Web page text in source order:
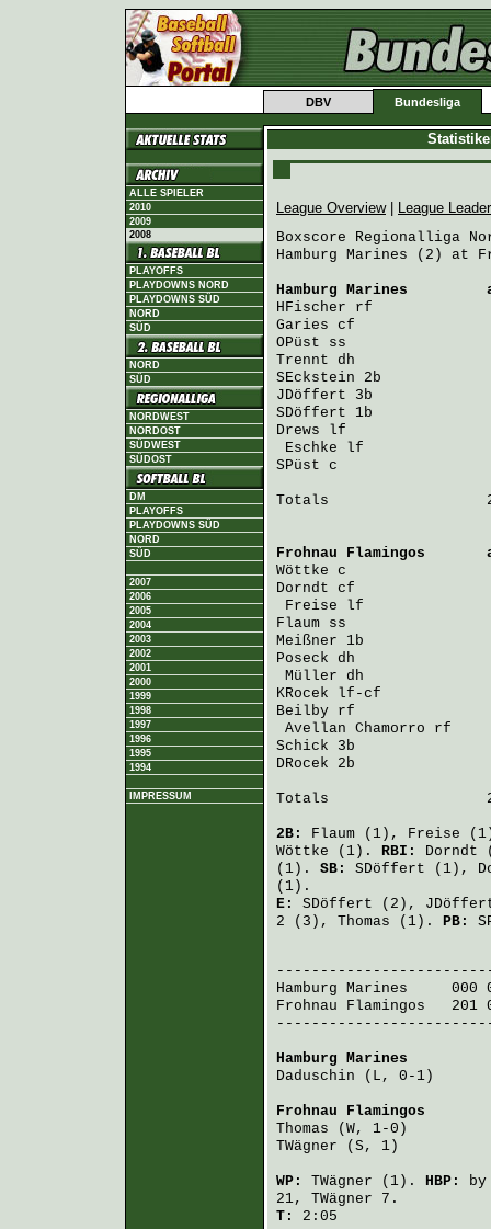
DBV Bundesliga
ALLE SPIELER
2010
2009
2008
PLAYOFFS
PLAYDOWNS NORD
PLAYDOWNS SÜD
NORD
SÜD
NORD
SÜD
NORDWEST
NORDOST
SÜDWEST
SÜDOST
DM
PLAYOFFS
PLAYDOWNS SÜD
NORD
SÜD
2007
2006
2005
2004
2003
2002
2001
2000
1999
1998
1997
1996
1995
1994
IMPRESSUM
League Overview|
League
Boxscore Regionalliga
Hamburg Marines (2) at
Hamburg Marines
HFischer rf              3
Garies cf                2
OPüst ss                 2
Trennt dh
SEckstein 2b
JDöffert 3b
SDöffert 1b
Drews lf                 2
Eschke lf               0
SPüst c                  2
Totals
Frohnau Flamingos
Wöttke c                 3
Dorndt cf                2
Freise lf               1
Flaum ss                 4
Meißner 1b
Poseck dh
Müller dh
KRocek lf-cf             3
Beilby rf                1
Avellan Chamorro rf
Schick 3b
DRocek 2b
Totals
2B: Flaum (1), Freise
Wöttke (1). RBI: Dorndt
(1). SB: SDöffert (1),
(1).
E: SDöffert (2),
2 (3), Thomas (1). PB:
Hamburg Marines
000
Frohnau Flamingos
201
Hamburg Marines
Daduschin (L, 0-1)
Frohnau Flamingos
Thomas (W, 1-0)
TWägner (S, 1)
WP: TWägner (1). HBP:
21, TWägner 7.
T:
2:05